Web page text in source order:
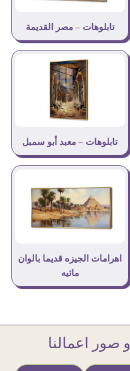
تابلوهات – مصر القديمة
تابلوهات – معبد أبو سمبل
اهرامات الجيزه قديما بالوان
مائيه
و صور اعمالنا